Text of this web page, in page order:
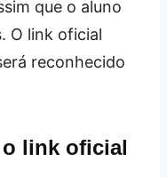
que o aluno
O link oficial
reconhecido
link oficial